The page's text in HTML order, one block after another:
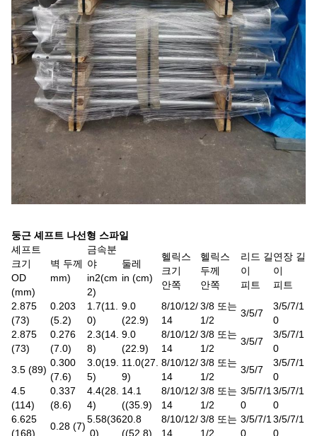
둥근 셰프트 나선형 스파일
셰프트
크기
OD
(mm)
벽 두께
mm)
금속분
야
in2(cm
2)
둘레
in (cm)
헬릭스
크기
안쪽
헬릭스
두께
안쪽
리드 길
이
피트
연장 길
이
피트
2.875
(73)
0.203
(5.2)
1.7(11.
0)
9.0
(22.9)
8/10/12/
14
3/8 또는
1/2
3/5/7
3/5/7/1
0
2.875
(73)
0.276
(7.0)
2.3(14.
8)
9.0
(22.9)
8/10/12/
14
3/8 또는
1/2
3/5/7
3/5/7/1
0
3.5 (89)
0.300
(7.6)
3.0(19.
5)
11.0(27.
9)
8/10/12/
14
3/8 또는
1/2
3/5/7
3/5/7/1
0
4.5
(114)
0.337
(8.6)
4.4(28.
4)
14.1
((35.9)
8/10/12/
14
3/8 또는
1/2
3/5/7/1
0
3/5/7/1
0
6.625
(168)
0.28 (7)
5.58(36
.0)
20.8
((52.8)
8/10/12/
14
3/8 또는
1/2
3/5/7/1
0
3/5/7/1
0